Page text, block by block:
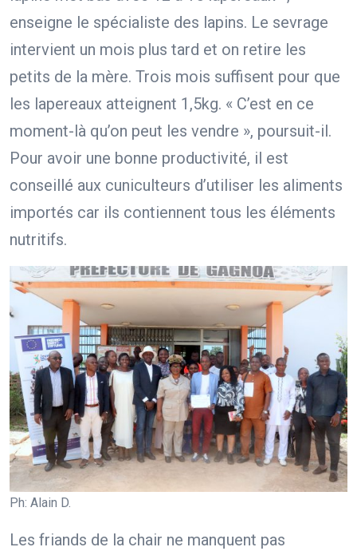
enseigne le spécialiste des lapins. Le sevrage
intervient un mois plus tard et on retire les
petits de la mère. Trois mois suffisent pour que
les lapereaux atteignent 1,5kg. « C’est en ce
moment-là qu’on peut les vendre », poursuit-il.
Pour avoir une bonne productivité, il est
conseillé aux cuniculteurs d’utiliser les aliments
importés car ils contiennent tous les éléments
nutritifs.
Ph: Alain D.
Les friands de la chair ne manquent pas